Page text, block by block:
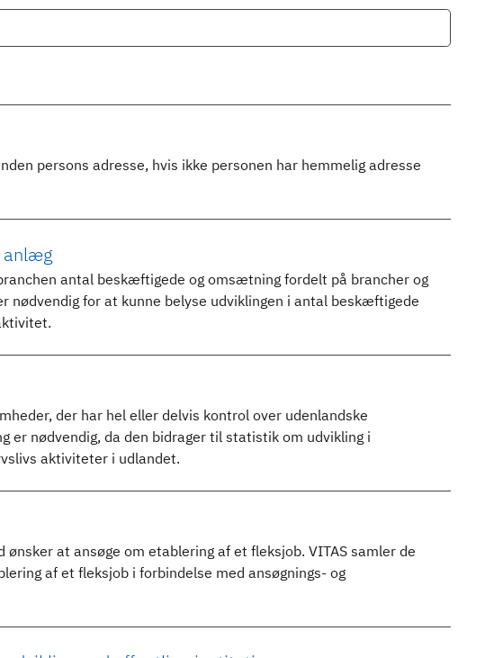
persons adresse, hvis ikke personen har hemmelig adresse
anlæg
antal beskæftigede og omsætning fordelt på brancher og
nødvendig for at kunne belyse udviklingen i antal beskæftigede
der har hel eller delvis kontrol over udenlandske
er nødvendig, da den bidrager til statistik om udvikling i
aktiviteter i udlandet.
ønsker at ansøge om etablering af et fleksjob. VITAS samler de
af et fleksjob i forbindelse med ansøgnings- og